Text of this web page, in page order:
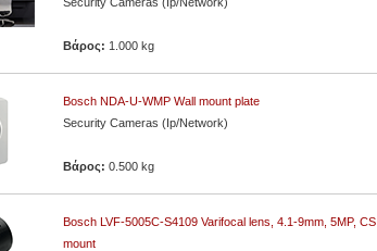
Βάρος: 1.000 kg
Bosch NDA-U-WMP Wall mount plate
Security Cameras (Ip/Network)
Βάρος:0.500 kg
Bosch LVF-5005C-S4109 Varifocal lens, 4.1-9mm, 5MP, CS
mount